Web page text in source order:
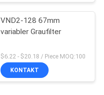
VND2-128 67mm
variabler Graufilter
$6.22 - $20.18 / Piece MOQ:100
KONTAKT